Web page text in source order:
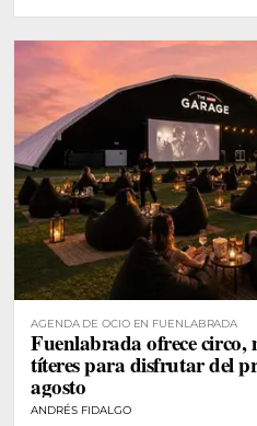
AGENDA DE OCIO EN FUENLABRADA
Fuenlabrada ofrece circo,
títeres para disfrutar del
agosto
ANDRÉS FIDALGO